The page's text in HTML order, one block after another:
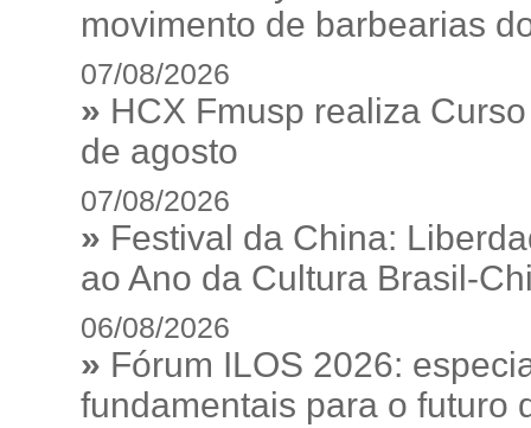
movimento de barbearias
07/08/2026
» HCX Fmusp realiza
de agosto
07/08/2026
» Festival da China:
ao Ano da Cultura Brasil-
06/08/2026
» Fórum ILOS 2026:
fundamentais para o futuro